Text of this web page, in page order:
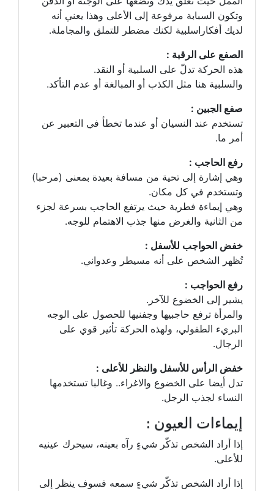
وتكون السبابة مرفوعة إلى الأعلى وهذا يعني أنه
لديك أفكاراسلبية لكنك مضطر للتملق والمجاملة.
الصفع على الرقبة :
هذه الحركة تدلّ على السلبية أو النقد.
والسلبية هنا مثل الكذب أو المبالغة أو عدم التأكد.
صفع الجبين :
تستخدم عند النسيان أو عندما تخطأ في التعبير عن
أمر ما.
رفع الحاجب :
وهي إشارة إلى تحية من مسافة بعيدة بمعنى (مرحبا)
وتستخدم في كل مكان.
وهي إيماءة فطرية حيث يرتفع الحاجب بسرعة لجزء
من الثانية والغرض منها جذب الاهتمام للوجه.
خفض الحواجب للأسفل :
تُظهر الشخص على أنه مسيطر وعدواني.
رفع الحواجب :
يشير إلى الخضوع للآخر.
والمرأة ترفع حاجبيها وجفنيها للحصول على الوجه
البريء الطفولي، ولهذه الحركة تأثير قوي على
الرجال.
خفض الرأس للأسفل والنظر للأعلى :
تدل أيضا على الخضوع والاغراء.. وغالبا تستخدمها
النساء لجذب الرجل.
إيماءات العيون :
إذا أراد الشخص تذكّر شيءٍ رآه بعينه، سيحرك عينيه
للأعلى.
إذا أراد الشخص تذكّر شيءٍ سمعه فسوف ينظر إلى